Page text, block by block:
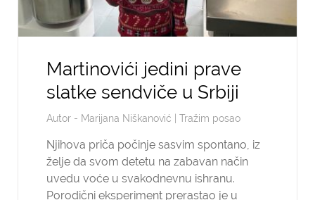
Martinovići jedini prave
slatke sendviče u Srbiji
Autor - Marijana Niškanović Tražim posao
Njihova priča počinje sasvim spontano, iz
želje da svom detetu na zabavan način
uvedu voće u svakodnevnu ishranu.
Porodični eksperiment prerastao je u